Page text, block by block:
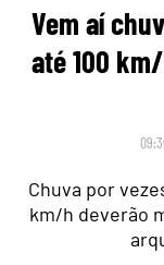
Vem aí
até 100
Chuva por
km/h deverão